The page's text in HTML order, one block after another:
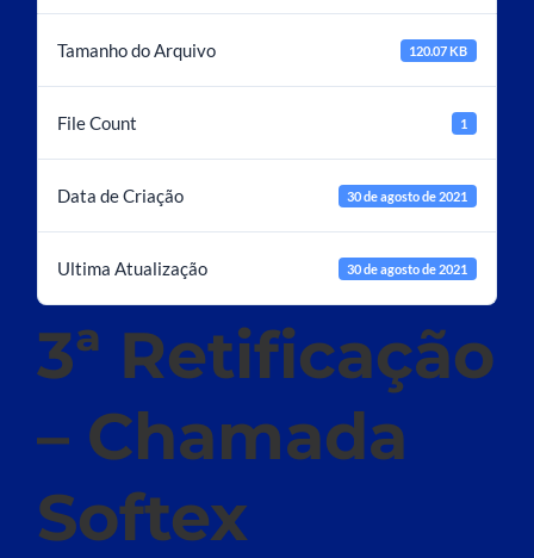
Tamanho do Arquivo 120.07 KB
File Count 1
Data de Criação 30 de agosto de 2021
Ultima Atualização 30 de agosto de 2021
3ª Retificação
– Chamada
Softex